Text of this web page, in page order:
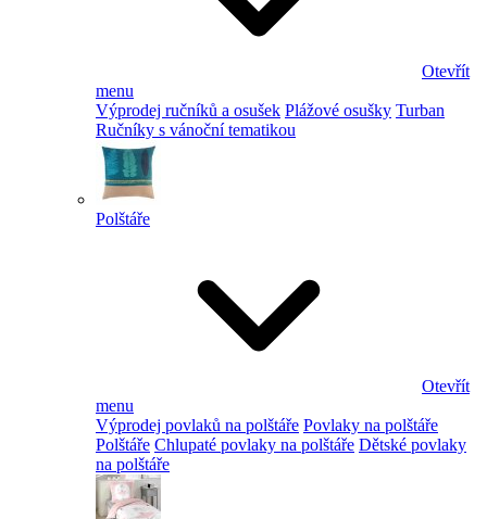
Otevřít
menu
Výprodej ručníků a osušek Plážové osušky Turban
Ručníky s vánoční tematikou
Polštáře
Otevřít
menu
Výprodej povlaků na polštáře Povlaky na polštáře
Polštáře Chlupaté povlaky na polštáře Dětské povlaky
na polštáře